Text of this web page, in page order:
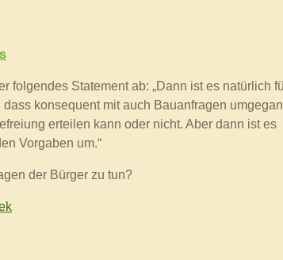
folgendes Statement ab: „Dann ist es natürlich
konsequent mit auch Bauanfragen
erteilen kann oder nicht. Aber dann ist es
Vorgaben um.“
der Bürger zu tun?